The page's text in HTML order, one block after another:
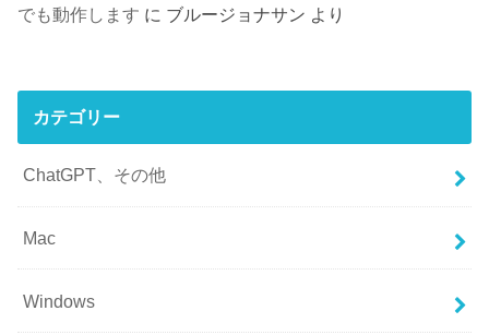
でも動作します に ブルージョナサン より
カテゴリー
ChatGPT、その他
Mac
Windows